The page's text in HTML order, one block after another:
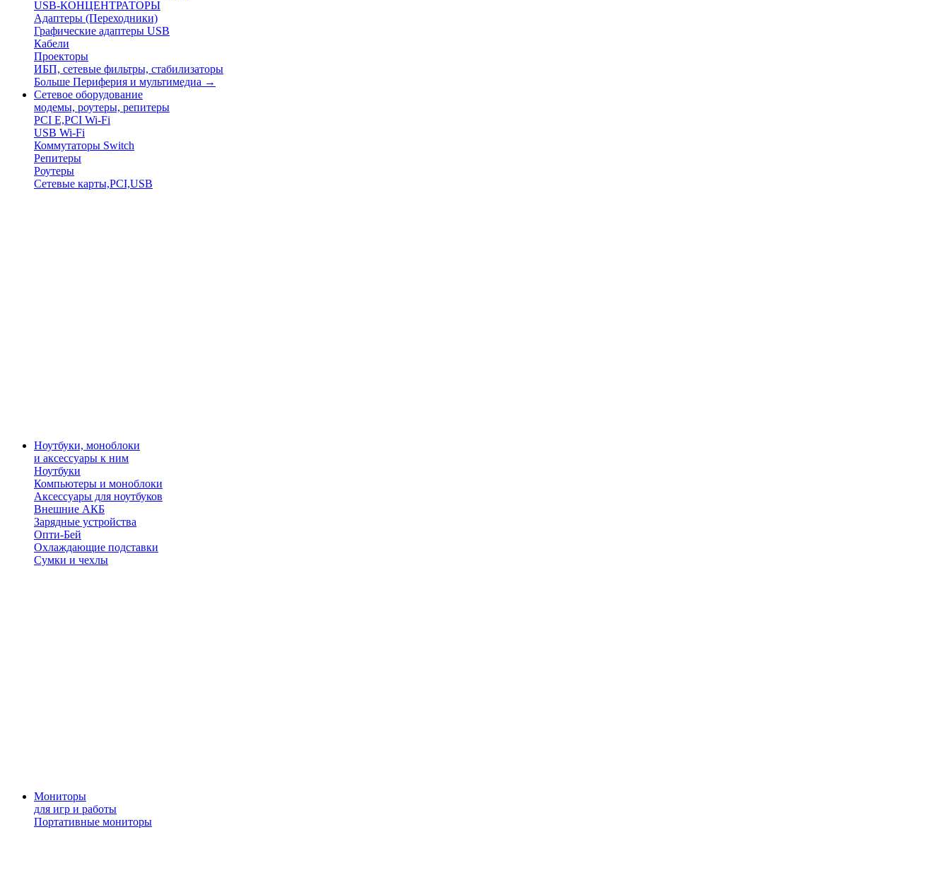
USB-КОНЦЕНТРАТОРЫ
Адаптеры (Переходники)
Графические адаптеры USB
Кабели
Проекторы
ИБП, сетевые фильтры, стабилизаторы
Больше Периферия и мультимедиа →
Сетевое оборудование
модемы, роутеры, репитеры
PCI E,PCI Wi-Fi
USB Wi-Fi
Коммутаторы Switch
Репитеры
Роутеры
Сетевые карты,PCI,USB
Ноутбуки, моноблоки
и аксессуары к ним
Ноутбуки
Компьютеры и моноблоки
Аксессуары для ноутбуков
Внешние АКБ
Зарядные устройства
Опти-Бей
Охлаждающие подставки
Сумки и чехлы
Мониторы
для игр и работы
Портативные мониторы